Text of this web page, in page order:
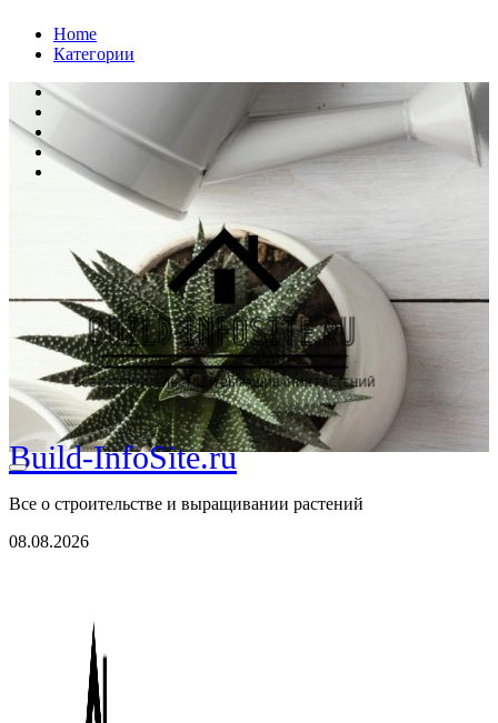
ПерейтиHome
Категории
Build-InfoSite.ru
Все о строительстве и выращивании растений
08.08.2026